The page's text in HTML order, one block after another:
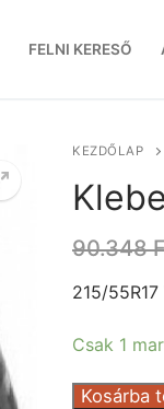
FELNI KERESŐ
KEZDŐLAP
90.348
215/
Csak 1
Kleber
Kosárba